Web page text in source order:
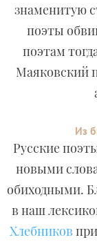
знаменитую
поэты
поэтам
Маяковский
Из
Русские
новыми
обиходными.
в наш
Хлебников